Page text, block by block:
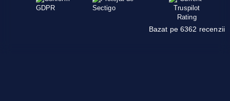
Bazat pe 6362 recenzii